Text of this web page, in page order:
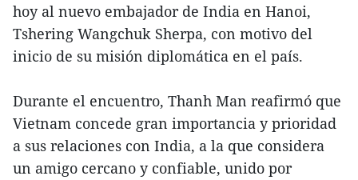
hoy al nuevo embajador de India en Hanoi,
Tshering Wangchuk Sherpa, con motivo del
inicio de su misión diplomática en el país.
Durante el encuentro, Thanh Man reafirmó que
Vietnam concede gran importancia y prioridad
a sus relaciones con India, a la que considera
un amigo cercano y confiable, unido por